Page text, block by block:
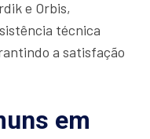
e Orbis,
técnica
a satisfação
em